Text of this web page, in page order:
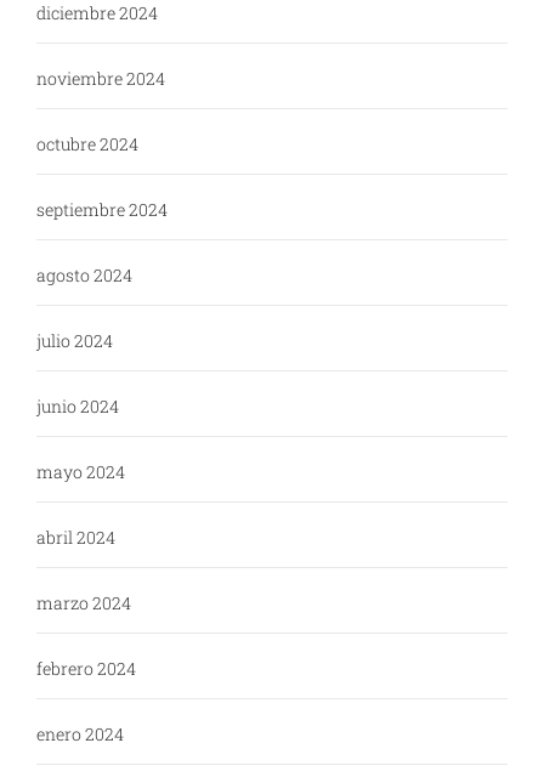
diciembre 2024
noviembre 2024
octubre 2024
septiembre 2024
agosto 2024
julio 2024
junio 2024
mayo 2024
abril 2024
marzo 2024
febrero 2024
enero 2024